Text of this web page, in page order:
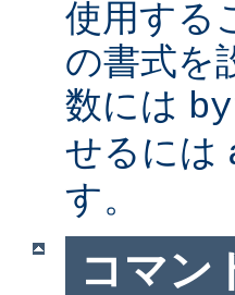
使用する
の書式を
数には
せるには
す。
コマン